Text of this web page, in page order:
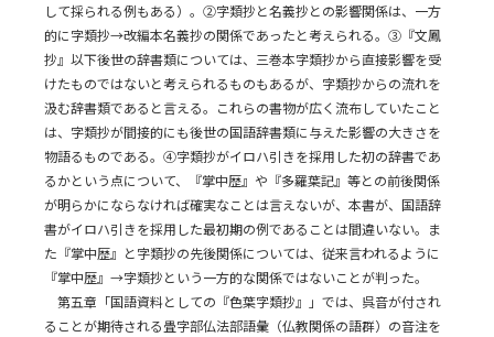
して採られる例もある）。②字類抄と名義抄との影響関係は、一方
的に字類抄→改編本名義抄の関係であったと考えられる。③『文鳳
抄』以下後世の辞書類については、三巻本字類抄から直接影響を受
けたものではないと考えられるものもあるが、字類抄からの流れを
汲む辞書類であると言える。これらの書物が広く流布していたこと
は、字類抄が間接的にも後世の国語辞書類に与えた影響の大きさを
物語るものである。④字類抄がイロハ引きを採用した初の辞書であ
るかという点について、『掌中歴』や『多羅葉記』等との前後関係
が明らかにならなければ確実なことは言えないが、本書が、国語辞
書がイロハ引きを採用した最初期の例であることは間違いない。ま
た『掌中歴』と字類抄の先後関係については、従来言われるように
『掌中歴』→字類抄という一方的な関係ではないことが判った。
第五章「国語資料としての『色葉字類抄』」では、呉音が付され
ることが期待される畳字部仏法部語彙（仏教関係の語群）の音注を